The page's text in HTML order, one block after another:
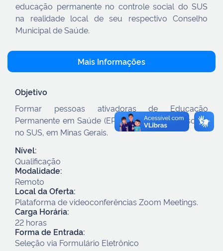
educação permanente no controle social do SUS
na realidade local de seu respectivo Conselho
Municipal de Saúde.
Mais Informações
Objetivo
Formar pessoas ativadoras de Educação
Permanente em Saúde (EPS) para o controle social
no SUS, em Minas Gerais.
Nível:
Qualificação
Modalidade:
Remoto
Local da Oferta:
Plataforma de videoconferências Zoom Meetings.
Carga Horária:
22 horas
Forma de Entrada:
Seleção via Formulário Eletrônico